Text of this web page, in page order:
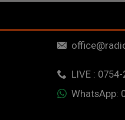
LIVE :
WhatsApp: